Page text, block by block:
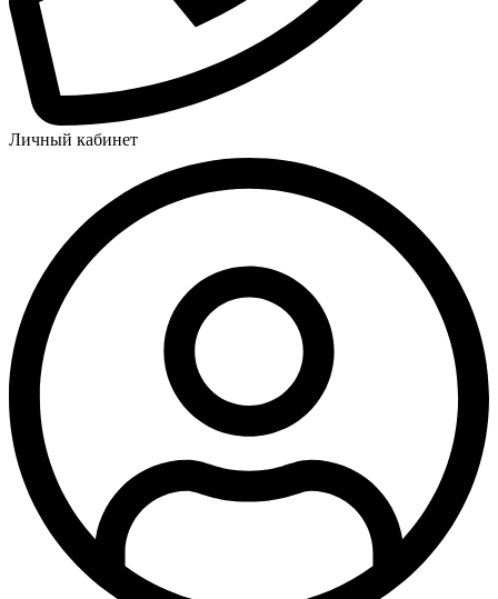
Личный кабинет